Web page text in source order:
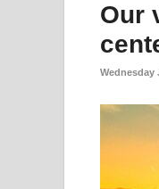
Our
Wednesday